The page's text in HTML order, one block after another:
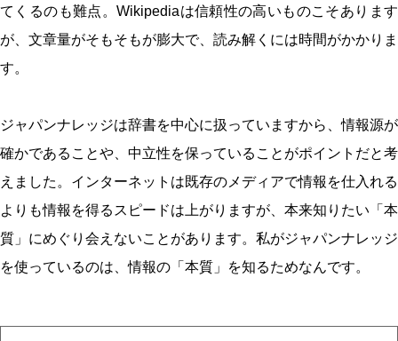
てくるのも難点。Wikipediaは信頼性の高いものこそあります
が、文章量がそもそもが膨大で、読み解くには時間がかかりま
す。
ジャパンナレッジは辞書を中心に扱っていますから、情報源が
確かであることや、中立性を保っていることがポイントだと考
えました。インターネットは既存のメディアで情報を仕入れる
よりも情報を得るスピードは上がりますが、本来知りたい「本
質」にめぐり会えないことがあります。私がジャパンナレッジ
を使っているのは、情報の「本質」を知るためなんです。